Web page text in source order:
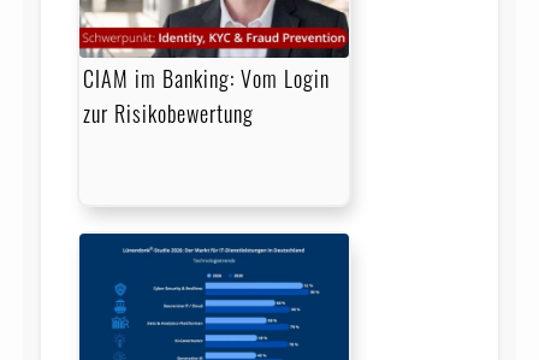
CIAM im Banking: Vom Login
zur Risikobewertung